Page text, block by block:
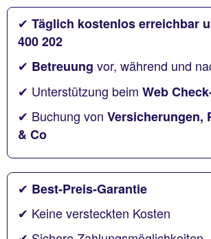
✔ Täglich kostenlos erreichbar
400 202
✔ Betreuung vor, während und
✔ Unterstützung beim Web
✔ Buchung von Versicherungen,
& Co
✔ Best-Preis-Garantie
✔ Keine versteckten Kosten